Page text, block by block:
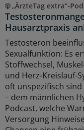
„ÄrzteTag extra“-
Hausarztpraxis
Testosteron
Sexualfunktion: Es
Stoffwechsel,
und Herz-Kreislauf-
oft unspezifisch
– dem männlichen
Podcast, welche
Versorgung